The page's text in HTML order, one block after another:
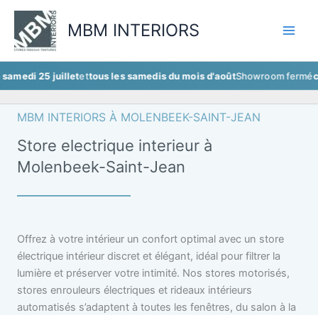
Aller
contenu
MBM INTERIORS
juillet ettous les samedis du mois d'aoûtShowroom ferméce
MBM INTERIORS À MOLENBEEK-SAINT-JEAN
Store electrique interieur à
Molenbeek-Saint-Jean
Offrez à votre intérieur un confort optimal avec un store
électrique intérieur discret et élégant, idéal pour filtrer la
lumière et préserver votre intimité. Nos stores motorisés,
stores enrouleurs électriques et rideaux intérieurs
automatisés s’adaptent à toutes les fenêtres, du salon à la